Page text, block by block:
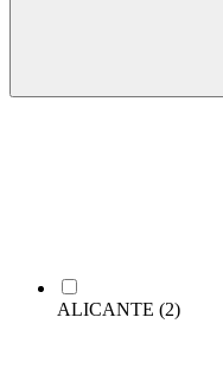
ALICANTE (2)